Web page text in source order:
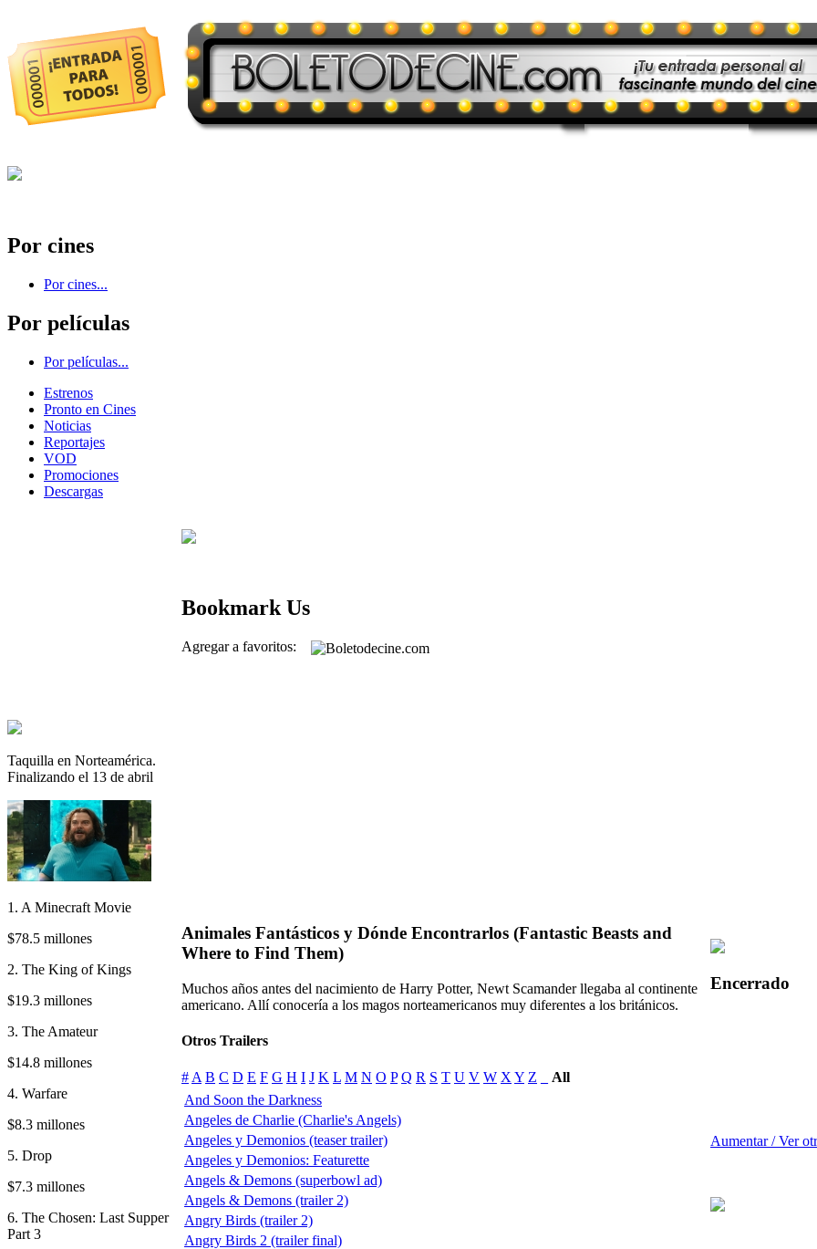
Por cines
Por cines...
Por películas
Por películas...
Estrenos
Pronto en Cines
Noticias
Reportajes
VOD
Promociones
Descargas
Taquilla en Norteamérica.
Finalizando el 13 de abril
1. A Minecraft Movie
$78.5 millones
2. The King of Kings
$19.3 millones
3. The Amateur
$14.8 millones
4. Warfare
$8.3 millones
5. Drop
$7.3 millones
6. The Chosen: Last Supper
Part 3
Bookmark Us
Agregar a favoritos:
Animales Fantásticos y Dónde Encontrarlos (Fantastic Beasts and
Where to Find Them)
Muchos años antes del nacimiento de Harry Potter, Newt Scamander llegaba al continente
americano. Allí conocería a los magos norteamericanos muy diferentes a los británicos.
Otros Trailers
# A B C D E F G H I J K L M N O P Q R S T U V W X Y Z
All
And Soon the Darkness
Angeles de Charlie (Charlie's Angels)
Angeles y Demonios (teaser trailer)
Angeles y Demonios: Featurette
Angels & Demons (superbowl ad)
Angels & Demons (trailer 2)
Angry Birds (trailer 2)
Angry Birds 2 (trailer final)
Encerrado
Aumentar / Ver